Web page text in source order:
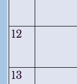
12
13